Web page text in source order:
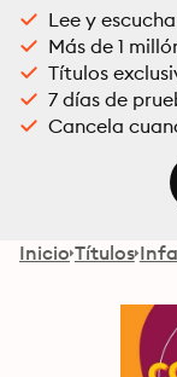
Lee y
Más de 1
Títulos
7 días de
Cancela
Inicio Títulos